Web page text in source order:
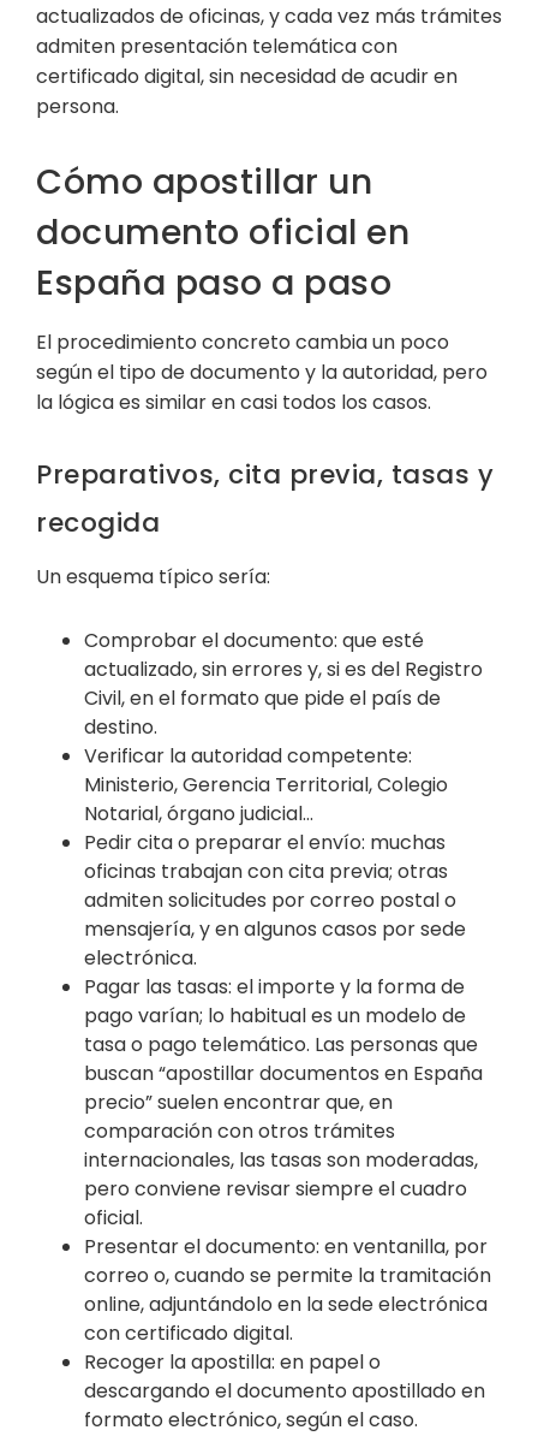
actualizados de oficinas, y cada vez más trámites
admiten presentación telemática con
certificado digital, sin necesidad de acudir en
persona.
Cómo apostillar un
documento oficial en
España paso a paso
El procedimiento concreto cambia un poco
según el tipo de documento y la autoridad, pero
la lógica es similar en casi todos los casos.
Preparativos, cita previa, tasas y
recogida
Un esquema típico sería:
Comprobar el documento: que esté
actualizado, sin errores y, si es del Registro
Civil, en el formato que pide el país de
destino.
Verificar la autoridad competente:
Ministerio, Gerencia Territorial, Colegio
Notarial, órgano judicial…
Pedir cita o preparar el envío: muchas
oficinas trabajan con cita previa; otras
admiten solicitudes por correo postal o
mensajería, y en algunos casos por sede
electrónica.
Pagar las tasas: el importe y la forma de
pago varían; lo habitual es un modelo de
tasa o pago telemático. Las personas que
buscan “apostillar documentos en España
precio” suelen encontrar que, en
comparación con otros trámites
internacionales, las tasas son moderadas,
pero conviene revisar siempre el cuadro
oficial.
Presentar el documento: en ventanilla, por
correo o, cuando se permite la tramitación
online, adjuntándolo en la sede electrónica
con certificado digital.
Recoger la apostilla: en papel o
descargando el documento apostillado en
formato electrónico, según el caso.